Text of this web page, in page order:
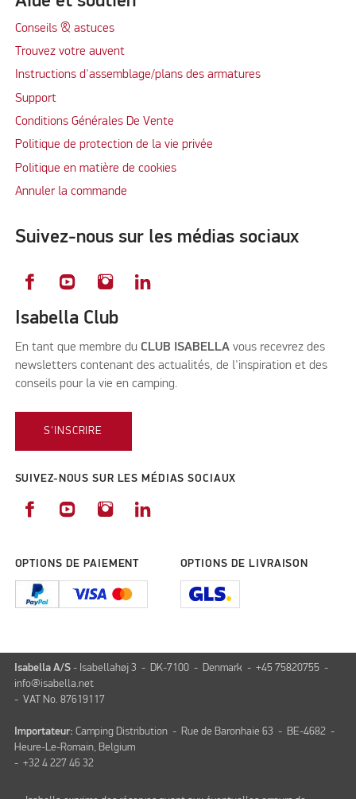
Conseils & astuces
Trouvez votre auvent
Instructions d'assemblage/plans des armatures
Support
Conditions Générales De Vente
Politique de protection de la vie privée
Politique en matière de cookies
Annuler la commande
Suivez-nous sur les médias sociaux
Isabella Club
En tant que membre du CLUB ISABELLA vous recevrez des
newsletters contenant des actualités, de l'inspiration et des
conseils pour la vie en camping.
S'INSCRIRE
SUIVEZ-NOUS SUR LES MÉDIAS SOCIAUX
OPTIONS DE PAIEMENT OPTIONS DE LIVRAISON
Isabella A/S - Isabellahøj 3 - DK-7100 - Denmark - +45 75820755 -
info@isabella.net
- VAT No. 87619117
Importateur: Camping Distribution - Rue de Baronhaie 63 - BE-4682 -
Heure-Le-Romain, Belgium
- +32 4 227 46 32